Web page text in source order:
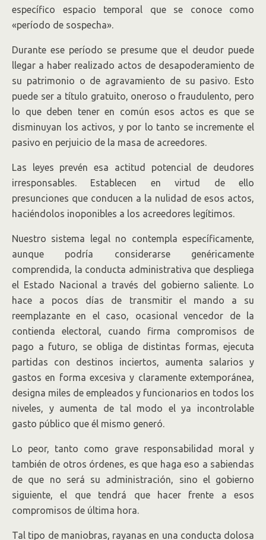
específico espacio temporal que se conoce como
«período de sospecha».
Durante ese período se presume que el deudor puede
llegar a haber realizado actos de desapoderamiento de
su patrimonio o de agravamiento de su pasivo. Esto
puede ser a título gratuito, oneroso o fraudulento, pero
lo que deben tener en común esos actos es que se
disminuyan los activos, y por lo tanto se incremente el
pasivo en perjuicio de la masa de acreedores.
Las leyes prevén esa actitud potencial de deudores
irresponsables. Establecen en virtud de ello
presunciones que conducen a la nulidad de esos actos,
haciéndolos inoponibles a los acreedores legítimos.
Nuestro sistema legal no contempla específicamente,
aunque podría considerarse genéricamente
comprendida, la conducta administrativa que despliega
el Estado Nacional a través del gobierno saliente. Lo
hace a pocos días de transmitir el mando a su
reemplazante en el caso, ocasional vencedor de la
contienda electoral, cuando firma compromisos de
pago a futuro, se obliga de distintas formas, ejecuta
partidas con destinos inciertos, aumenta salarios y
gastos en forma excesiva y claramente extemporánea,
designa miles de empleados y funcionarios en todos los
niveles, y aumenta de tal modo el ya incontrolable
gasto público que él mismo generó.
Lo peor, tanto como grave responsabilidad moral y
también de otros órdenes, es que haga eso a sabiendas
de que no será su administración, sino el gobierno
siguiente, el que tendrá que hacer frente a esos
compromisos de última hora.
Tal tipo de maniobras, rayanas en una conducta dolosa